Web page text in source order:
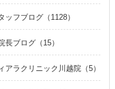
フブログ（1128）
ブログ（15）
ラクリニック川越院（5）